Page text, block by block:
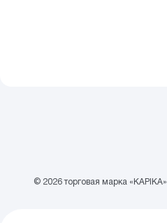
© 2026 торговая марка «KAPIKA»